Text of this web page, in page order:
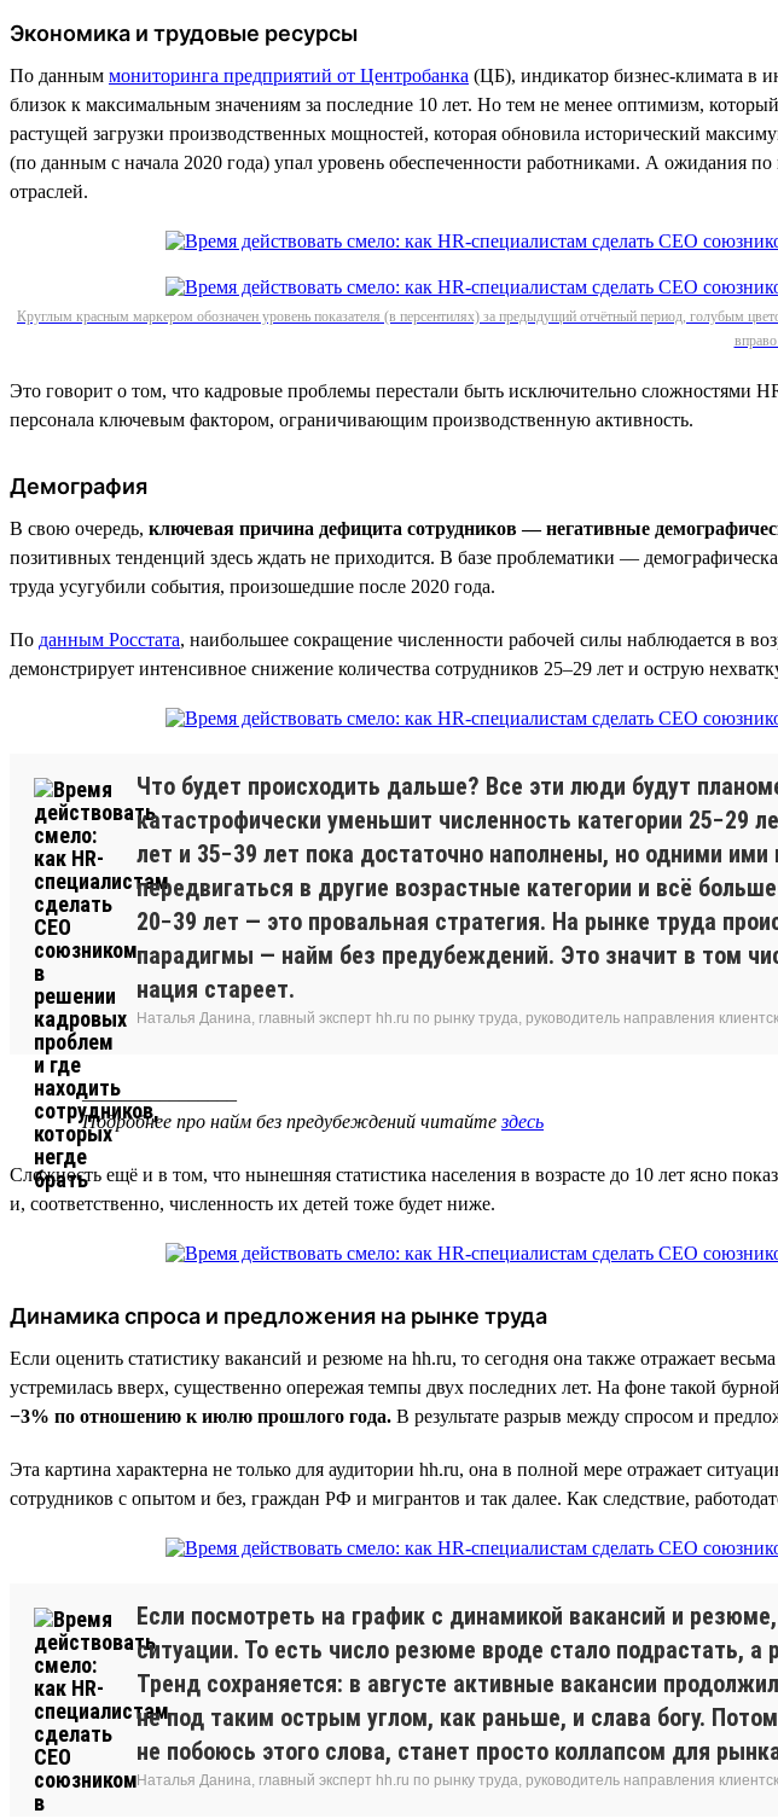
Экономика и трудовые ресурсы
По данным мониторинга предприятий от Центробанка (ЦБ), индикатор бизнес-климата в
близок к максимальным значениям за последние 10 лет. Но тем не менее оптимизм,
растущей загрузки производственных мощностей, которая обновила исторический
(по данным с начала 2020 года) упал уровень обеспеченности работниками. А ожидания
отраслей.
Круглым красным маркером обозначен уровень показателя (в персентилях) за предыдущий отчётный период, голубым
Это говорит о том, что кадровые проблемы перестали быть исключительно сложностями
персонала ключевым фактором, ограничивающим производственную активность.
Демография
В свою очередь, ключевая причина дефицита сотрудников — негативные
позитивных тенденций здесь ждать не приходится. В базе проблематики —
труда усугубили события, произошедшие после 2020 года.
По данным Росстата, наибольшее сокращение численности рабочей силы наблюдается в
демонстрирует интенсивное снижение количества сотрудников 25–29 лет и острую
Что будет происходить дальше? Все эти люди будут
катастрофически уменьшит численность категории 25−29
лет и 35−39 лет пока достаточно наполнены, но одними
передвигаться в другие возрастные категории и всё
20−39 лет — это провальная стратегия. На рынке труда
парадигмы — найм без предубеждений. Это значит в том
нация стареет.
Наталья Данина, главный эксперт hh.ru по рынку труда, руководитель направления
________________
Подробнее про найм без предубеждений читайтездесь
Сложность ещё и в том, что нынешняя статистика населения в возрасте до 10 лет ясно
и, соответственно, численность их детей тоже будет ниже.
Динамика спроса и предложения на рынке труда
Если оценить статистику вакансий и резюме на hh.ru, то сегодня она также отражает
устремилась вверх, существенно опережая темпы двух последних лет. На фоне такой
−3% по отношению к июлю прошлого года. В результате разрыв между спросом и
Эта картина характерна не только для аудитории hh.ru, она в полной мере отражает
сотрудников с опытом и без, граждан РФ и мигрантов и так далее. Как следствие,
Если посмотреть на график с динамикой вакансий и
ситуации. То есть число резюме вроде стало подрастать,
Тренд сохраняется: в августе активные вакансии
не под таким острым углом, как раньше, и слава богу.
не побоюсь этого слова, станет просто коллапсом для
Наталья Данина, главный эксперт hh.ru по рынку труда, руководитель направления